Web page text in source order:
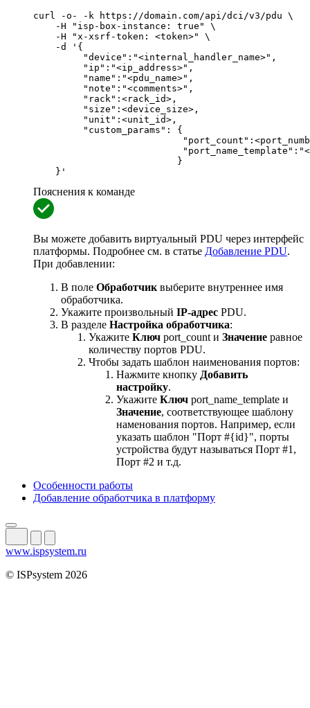
curl -o- -k https://domain.com/api/dci/v3/pdu \
    -H "isp-box-instance: true" \
    -H "x-xsrf-token: <token>" \
    -d '{
         "device":"<internal_handler_name>",
         "ip":"<ip_address>",
         "name":"<pdu_name>",
         "note":"<comments>",
         "rack":<rack_id>,
         "size":<device_size>,
         "unit":<unit_id>,
         "custom_params": {
                          }
    }'
Пояснения к команде
Вы можете добавить виртуальный PDU через интерфейс
платформы. Подробнее см. в статье Добавление PDU.
При добавлении:
В поле Обработчик выберите внутреннее имя
обработчика.
Укажите произвольный IP-адрес PDU.
В разделе Настройка обработчика:
Укажите Ключ port_count и Значение равное
количеству портов PDU.
Чтобы задать шаблон наименования портов:
Нажмите кнопку Добавить
настройку.
Укажите Ключ port_name_template и
Значение, соответствующее шаблону
наменования портов. Например, если
указать шаблон "Порт #{id}", порты
устройства будут называться Порт #1,
Порт #2 и т.д.
Особенности работы
Добавление обработчика в платформу
www.ispsystem.ru
© ISPsystem 2026